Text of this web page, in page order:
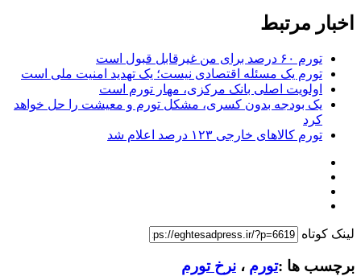
اخبار مرتبط
تورم ۶۰ درصد برای من غیرقابل قبول است
تورم یک مسئله اقتصادی نیست؛ یک تهدید امنیت ملی است
اولویت اصلی بانک مرکزی، مهار تورم است
یک بودجه بدون کسری، مشکل تورم و معیشت را حل خواهد
کرد
تورم کالاهای خارجی ۱۲۳ درصد اعلام شد
لینک کوتاه
برچسب ها :تورم ، نرخ تورم